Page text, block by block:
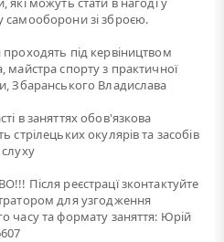
самооборони зі зброєю.
проходять під кервіництвом
майстра спорту з практичної
Збаранського Владислава
в заняттях обов'язкова
стрілецьких окулярів та засобів
Після реєстрацї зконтактуйте
для узгодження
часу та формату заняття: Юрій